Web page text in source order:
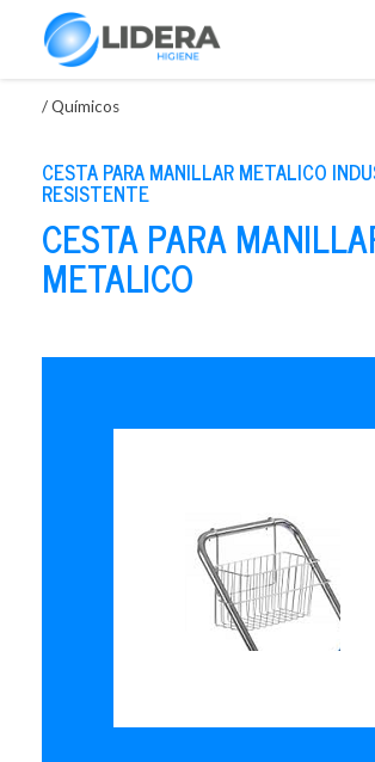
/Químicos
CESTA PARA MANILLAR METALICO
RESISTENTE
CESTA PARA
METALICO